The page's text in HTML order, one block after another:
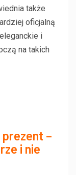
także
oficjalną
i
na takich
–
i nie